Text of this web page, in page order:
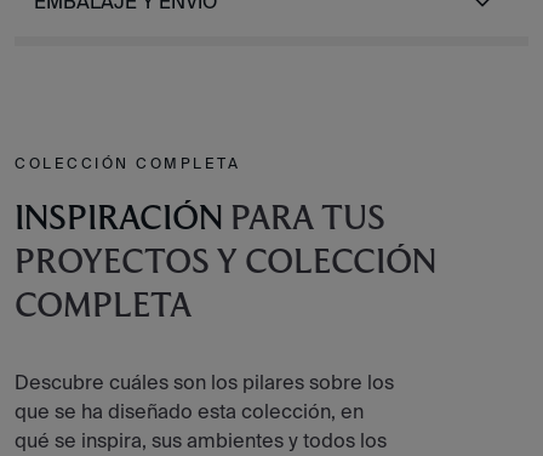
COLECCIÓN COMPLETA
INSPIRACIÓN PARA TUS
PROYECTOS Y COLECCIÓN
COMPLETA
Descubre cuáles son los pilares sobre los
que se ha diseñado esta colección, en
qué se inspira, sus ambientes y todos los